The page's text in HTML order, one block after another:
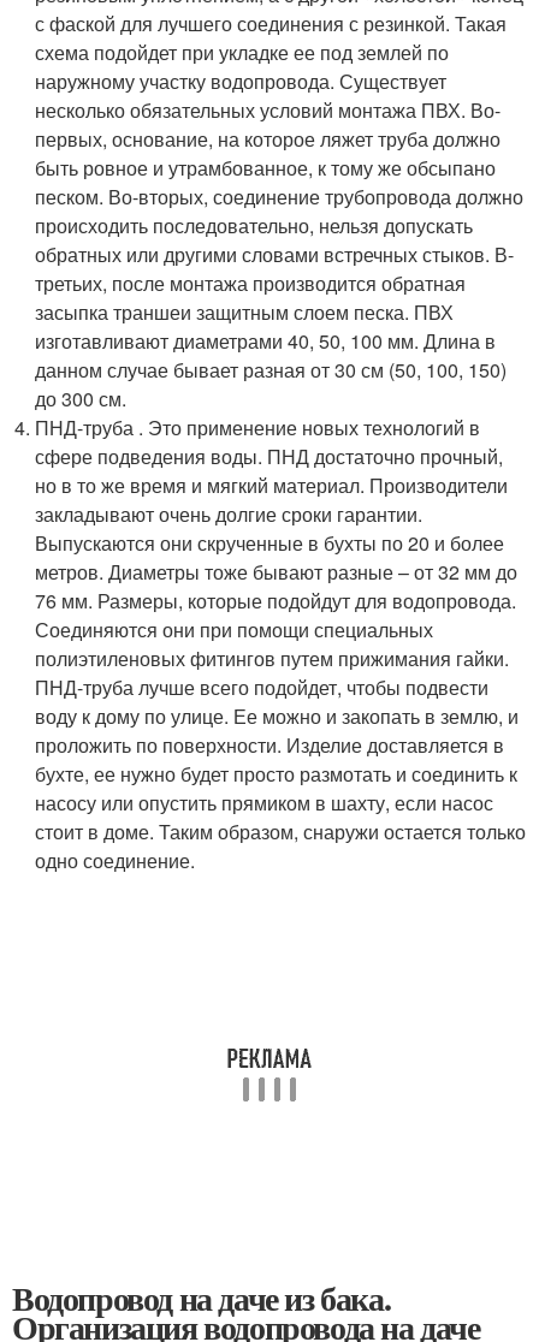
с фаской для лучшего соединения с резинкой. Такая
схема подойдет при укладке ее под землей по
наружному участку водопровода. Существует
несколько обязательных условий монтажа ПВХ. Во-
первых, основание, на которое ляжет труба должно
быть ровное и утрамбованное, к тому же обсыпано
песком. Во-вторых, соединение трубопровода должно
происходить последовательно, нельзя допускать
обратных или другими словами встречных стыков. В-
третьих, после монтажа производится обратная
засыпка траншеи защитным слоем песка. ПВХ
изготавливают диаметрами 40, 50, 100 мм. Длина в
данном случае бывает разная от 30 см (50, 100, 150)
до 300 см.
ПНД-труба . Это применение новых технологий в
сфере подведения воды. ПНД достаточно прочный,
но в то же время и мягкий материал. Производители
закладывают очень долгие сроки гарантии.
Выпускаются они скрученные в бухты по 20 и более
метров. Диаметры тоже бывают разные – от 32 мм до
76 мм. Размеры, которые подойдут для водопровода.
Соединяются они при помощи специальных
полиэтиленовых фитингов путем прижимания гайки.
ПНД-труба лучше всего подойдет, чтобы подвести
воду к дому по улице. Ее можно и закопать в землю, и
проложить по поверхности. Изделие доставляется в
бухте, ее нужно будет просто размотать и соединить к
насосу или опустить прямиком в шахту, если насос
стоит в доме. Таким образом, снаружи остается только
одно соединение.
Водопровод на даче из бака.
Организация водопровода на даче